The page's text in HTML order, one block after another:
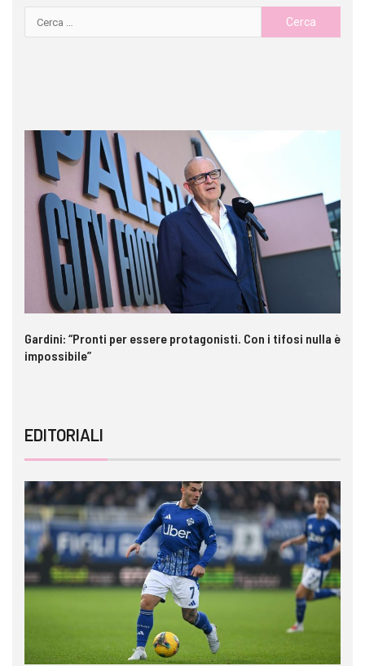
Gardini: “Pronti per essere protagonisti. Con i tifosi nulla è
impossibile”
EDITORIALI